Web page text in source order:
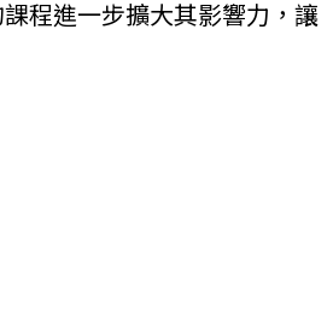
程進一步擴大其影響力，讓